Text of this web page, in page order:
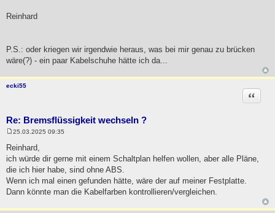
Reinhard
P.S.: oder kriegen wir irgendwie heraus, was bei mir genau zu brücken
wäre(?) - ein paar Kabelschuhe hätte ich da...
ecki55
Re: Bremsflüssigkeit wechseln ?
Zitat
e
i
t
a
g
25.03.2025 09:35
Reinhard,
ich würde dir gerne mit einem Schaltplan helfen wollen, aber alle Pläne,
die ich hier habe, sind ohne ABS.
Wenn ich mal einen gefunden hätte, wäre der auf meiner Festplatte.
Dann könnte man die Kabelfarben kontrollieren/vergleichen.